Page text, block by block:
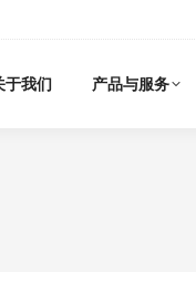
于我们 产品与服务